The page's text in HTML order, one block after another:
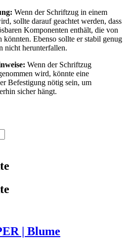
Wenn der Schriftzug in einem
sollte darauf geachtet werden, dass
Komponenten enthält, die von
Ebenso sollte er stabil genug
nicht herunterfallen.
Wenn der Schriftzug
wird, könnte eine
Befestigung nötig sein, um
sicher hängt.
| Blume